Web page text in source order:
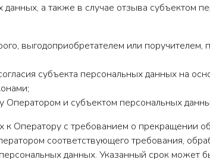
а также в случае отзыва субъектом
выгодоприобретателем или поручителем,
субъекта персональных данных на
и субъектом персональных
Оператору с требованием о прекращении
соответствующего требования,
данных. Указанный срок может